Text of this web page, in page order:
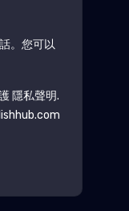
。您可以
隱私聲明.